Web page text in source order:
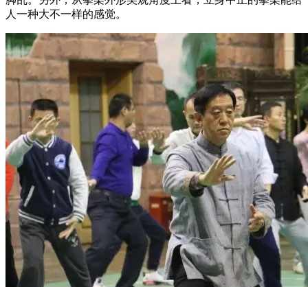
人一种大不一样的感觉。